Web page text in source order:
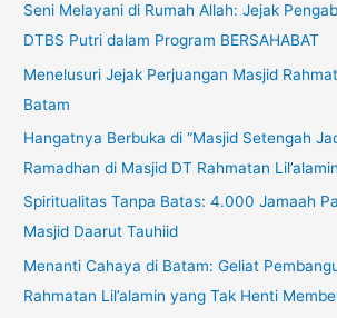
Seni Melayani di Rumah Allah: Jejak
DTBS Putri dalam Program BERSAHABAT
Menelusuri Jejak Perjuangan Masjid
Batam
Hangatnya Berbuka di “Masjid Setengah
Ramadhan di Masjid DT Rahmatan
Spiritualitas Tanpa Batas: 4.000 Jamaah
Masjid Daarut Tauhiid
Menanti Cahaya di Batam: Geliat
Rahmatan Lil’alamin yang Tak Henti